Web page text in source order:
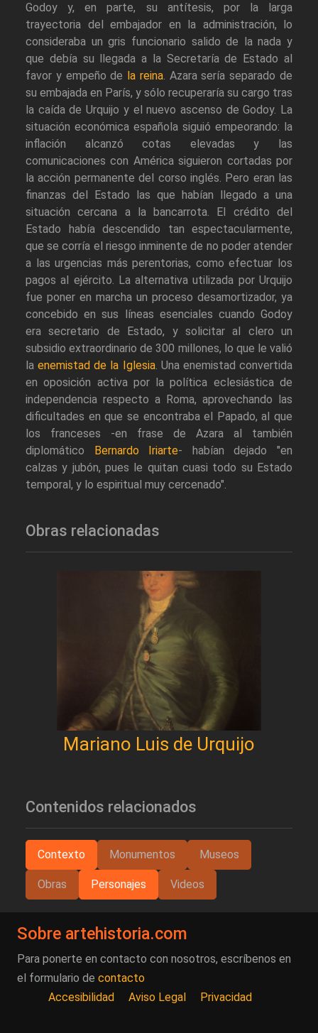
Godoy y, en parte, su antítesis, por la larga
trayectoria del embajador en la administración, lo
consideraba un gris funcionario salido de la nada y
que debía su llegada a la Secretaría de Estado al
favor y empeño de la reina. Azara sería separado de
su embajada en París, y sólo recuperaría su cargo tras
la caída de Urquijo y el nuevo ascenso de Godoy. La
situación económica española siguió empeorando: la
inflación alcanzó cotas elevadas y las
comunicaciones con América siguieron cortadas por
la acción permanente del corso inglés. Pero eran las
finanzas del Estado las que habían llegado a una
situación cercana a la bancarrota. El crédito del
Estado había descendido tan espectacularmente,
que se corría el riesgo inminente de no poder atender
a las urgencias más perentorias, como efectuar los
pagos al ejército. La alternativa utilizada por Urquijo
fue poner en marcha un proceso desamortizador, ya
concebido en sus líneas esenciales cuando Godoy
era secretario de Estado, y solicitar al clero un
subsidio extraordinario de 300 millones, lo que le valió
laenemistad de la Iglesia. Una enemistad convertida
en oposición activa por la política eclesiástica de
independencia respecto a Roma, aprovechando las
dificultades en que se encontraba el Papado, al que
los franceses -en frase de Azara al también
diplomático
Bernardo Iriarte- habían dejado "en
calzas y jubón, pues le quitan cuasi todo su Estado
temporal, y lo espiritual muy cercenado".
Obras relacionadas
Mariano Luis de Urquijo
Contenidos relacionados
Contexto Monumentos Museos
Obras Personajes Videos
Sobre artehistoria.com
Para ponerte en contacto con nosotros, escríbenos en
el formulario de contacto
Accesibilidad
Aviso Legal Privacidad